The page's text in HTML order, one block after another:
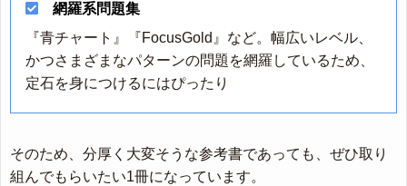
網羅系問題集
『青チャート』『FocusGold』など。幅広いレベル、
かつさまざまなパターンの問題を網羅しているため、
定石を身につけるにはぴったり
そのため、分厚く大変そうな参考書であっても、ぜひ取り
組んでもらいたい1冊になっています。